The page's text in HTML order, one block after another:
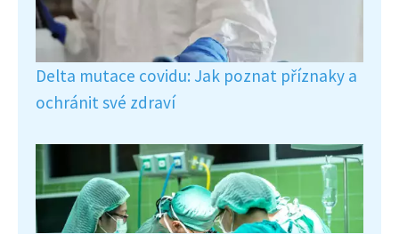
Delta mutace covidu: Jak poznat příznaky a
ochránit své zdraví